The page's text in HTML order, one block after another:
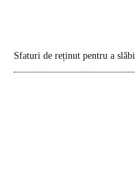
Sfaturi de reținut pentru a slăbi